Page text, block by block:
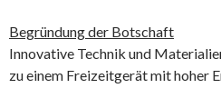
Begründung der Botschaft
Innovative Technik und
zu einem Freizeitgerät mit hoher